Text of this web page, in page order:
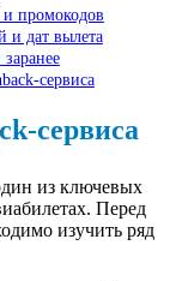
промокодов
и дат вылета
сервиса
сервиса
из ключевых
Перед
изучить ряд